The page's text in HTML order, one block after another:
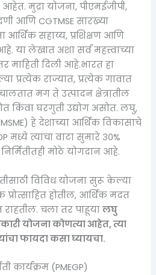
मुद्रा योजना, पीएमईजीपी,
आणि CGTMSE सारख्या
सहाय्य, प्रशिक्षण आणि
या लेखात अशा सर्व महत्त्वाच्या
माहिती दिली आहे.भारत हा
प्रत्येक राज्यात, प्रत्येक गावात
मग ते उत्पादन क्षेत्रातील
किंवा घरगुती उद्योग असोत. लघु,
हे देशाच्या आर्थिक विकासाचे
मध्ये त्यांचा वाटा सुमारे ३०%
मोठे योगदान आहे.
विविध योजना सुरू केल्या
होतील, आर्थिक मदत
चला तर पाहूयालघु
योजना कोणत्या आहेत, त्या
फायदा कसा घ्यायचा.
कार्यक्रम (PMEGP)